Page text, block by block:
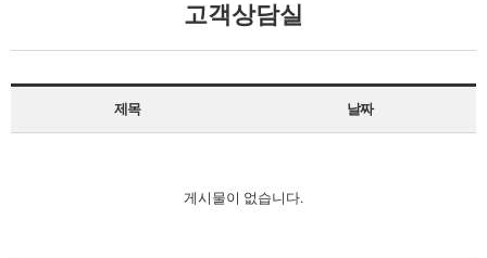
고객상담실
제목 날짜
게시물이 없습니다.